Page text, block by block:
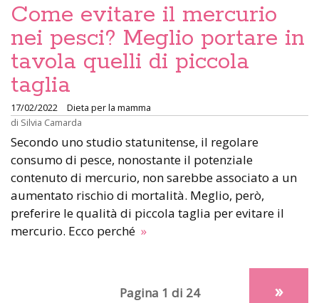
Come evitare il mercurio
nei pesci? Meglio portare in
tavola quelli di piccola
taglia
17/02/2022
Dieta per la mamma
di Silvia Camarda
Secondo uno studio statunitense, il regolare
consumo di pesce, nonostante il potenziale
contenuto di mercurio, non sarebbe associato a un
aumentato rischio di mortalità. Meglio, però,
preferire le qualità di piccola taglia per evitare il
mercurio. Ecco perché »
Pagina 1 di 24 »